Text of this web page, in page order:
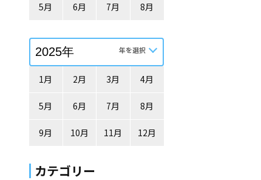
5月 6月 7月 8月
1月 2月 3月 4月
5月 6月 7月 8月
9月 10月 11月 12月
カテゴリー